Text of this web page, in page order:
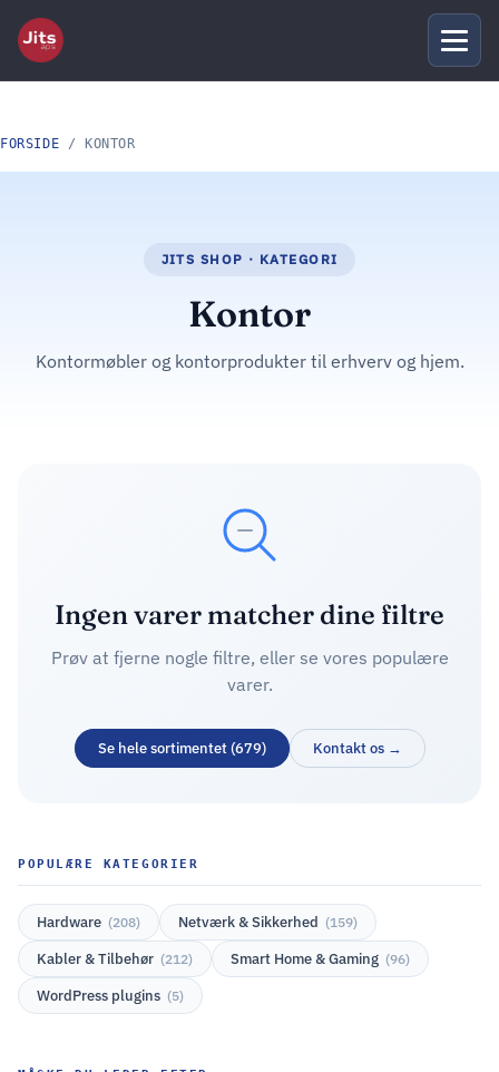
FORSIDE / KONTOR
Kontor
Kontormøbler og kontorprodukter til erhverv og hjem.
Ingen varer matcher dine filtre
Prøv at fjerne nogle filtre, eller se vores populære
varer.
Se hele sortimentet (679) Kontakt os →
POPULÆRE KATEGORIER
Hardware (208) Netværk & Sikkerhed (159)
Kabler & Tilbehør (212) Smart Home & Gaming (96)
WordPress plugins (5)